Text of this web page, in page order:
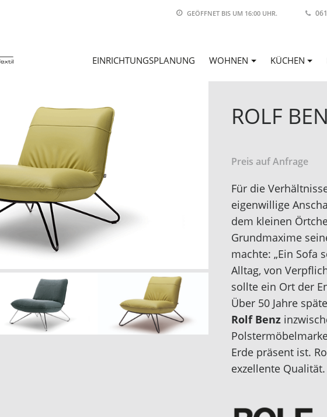
GEÖFFNET BIS UM 16:00 UHR.
EINRICHTUNGSPLANUNG WOHNEN KÜCHEN
ROLF
Preis auf Anfrage
Für die
eigenwillige
dem kleinen
Grundmaxime
machte: „Ein Sofa
Alltag, von
sollte ein Ort der
Über 50 Jahre
Rolf Benz
Erde präsent ist.
exzellente Qualität.